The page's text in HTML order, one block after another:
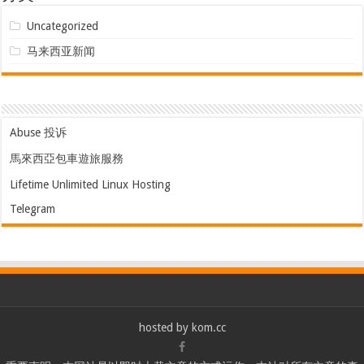
Uncategorized
马来西亚新闻
Abuse 投诉
馬來西亞包車遊旅服務
Lifetime Unlimited Linux Hosting
Telegram
hosted by kom.cc